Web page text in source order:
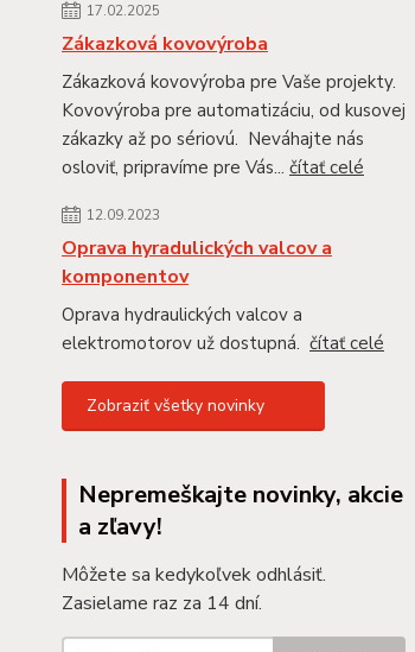
17.02.2025
Zákazková kovovýroba
Zákazková kovovýroba pre Vaše projekty.
Kovovýroba pre automatizáciu, od kusovej
zákazky až po sériovú. Neváhajte nás
osloviť, pripravíme pre Vás... čítať celé
12.09.2023
Oprava hyradulických valcov a
komponentov
Oprava hydraulických valcov a
elektromotorov už dostupná. čítať celé
Zobraziť všetky novinky
Nepremeškajte novinky, akcie
a zľavy!
Môžete sa kedykoľvek odhlásiť.
Zasielame raz za 14 dní.